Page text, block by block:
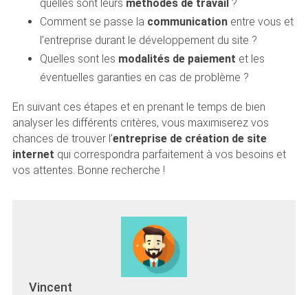
quelles sont leurs méthodes de travail ?
Comment se passe la communicationentre vous et
l’entreprise durant le développement du site ?
Quelles sont les modalités de paiement et les
éventuelles garanties en cas de problème ?
En suivant ces étapes et en prenant le temps de bien
analyser les différents critères, vous maximiserez vos
chances de trouver l’entreprise de création de site
internet qui correspondra parfaitement à vos besoins et
vos attentes. Bonne recherche !
Vincent